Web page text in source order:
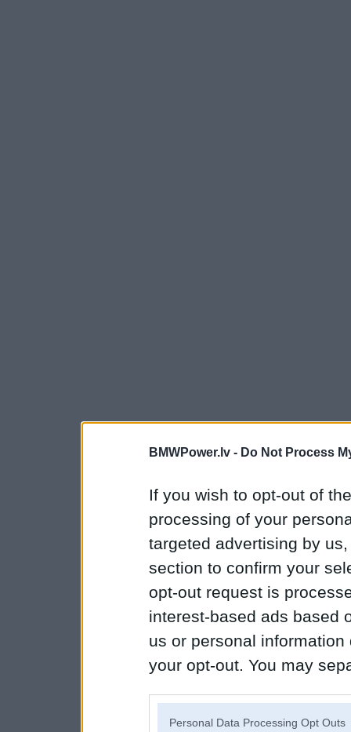
BMWPower.lv - Do Not Process
If you wish to opt-out of
processing of your
targeted advertising by
section to confirm your
opt-out request is
interest-based ads based
us or personal
your opt-out. You may
Personal Data Processing Opt Outs